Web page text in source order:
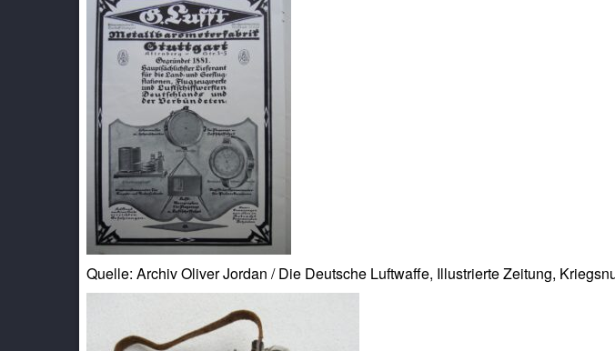
Quelle: Archiv Oliver Jordan / Die Deutsche Luftwaffe, Illustrierte Zeitung,